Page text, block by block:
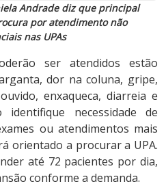
Andrade diz que principal
por atendimento não
nas UPAs
ser atendidos estão
dor na coluna, gripe,
enxaqueca, diarreia e
necessidade de
ou atendimentos mais
orientado a procurar a UPA.
até 72 pacientes por dia,
conforme a demanda.